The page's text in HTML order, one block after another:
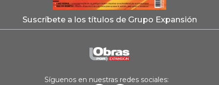
Suscríbete a los títulos de Grupo Expansión
Síguenos en nuestras redes sociales: